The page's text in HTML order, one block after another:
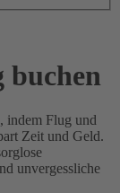
buchen
indem Flug und
Zeit und Geld.
unvergessliche